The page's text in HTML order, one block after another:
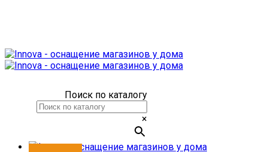
Поиск по каталогу
×